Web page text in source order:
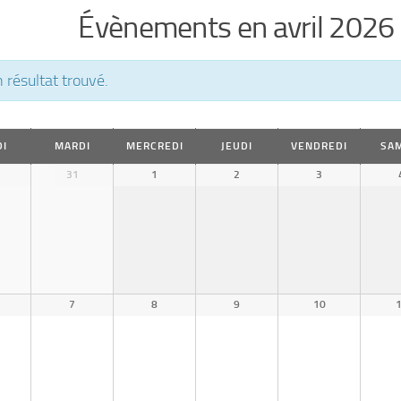
v
i
a
i
a
Évènements en avril 2026
résultat trouvé.
MARDI MERCREDI JEUDI VENDREDI
31 1 2 3
7 8 9 10